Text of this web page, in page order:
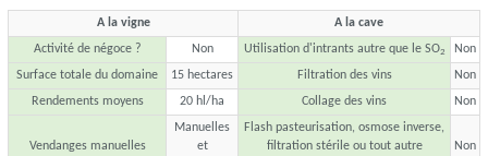
A la vigne
A la cave
Activité de négoce ?
Non Utilisation d'intrants autre que le SO2
Non
Surface totale du domaine
15 hectares Filtration des vins
Non
Rendements moyens
20 hl/ha Collage des vins Non
Vendanges manuelles
Manuelles
et
Flash pasteurisation, osmose inverse,
filtration stérile ou tout autre
Non